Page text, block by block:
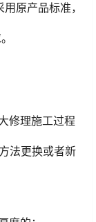
原产品标准，
修理施工过程
法更换或者新